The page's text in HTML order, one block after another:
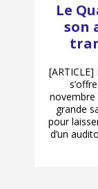
Le
son
novembre
grande
pour
d’un